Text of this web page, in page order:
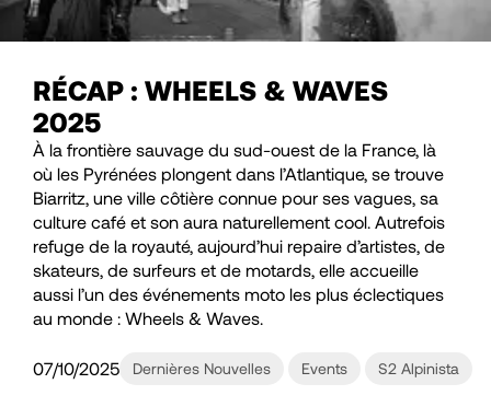
RÉCAP : WHEELS & WAVES
2025
À la frontière sauvage du sud-ouest de la France, là
où les Pyrénées plongent dans l’Atlantique, se trouve
Biarritz, une ville côtière connue pour ses vagues, sa
culture café et son aura naturellement cool. Autrefois
refuge de la royauté, aujourd’hui repaire d’artistes, de
skateurs, de surfeurs et de motards, elle accueille
aussi l’un des événements moto les plus éclectiques
au monde : Wheels & Waves.
07/10/2025 Dernières Nouvelles Events S2 Alpinista